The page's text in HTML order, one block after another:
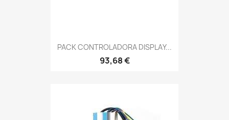
PACK CONTROLADORA DISPLAY...
93,68 €